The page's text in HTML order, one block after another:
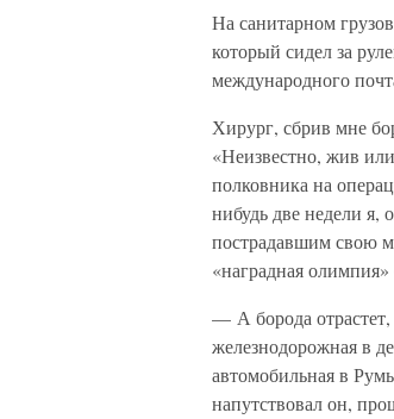
На санитарном
который сидел за
международного
Хирург, сбрив мне
«Неизвестно, жив
полковника на
нибудь две недели я,
пострадавшим свою
«наградная
— А борода
железнодорожная в
автомобильная в
напутствовал он,